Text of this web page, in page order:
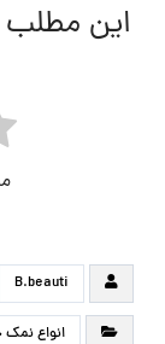
این مطلب
B.beauti
انواع